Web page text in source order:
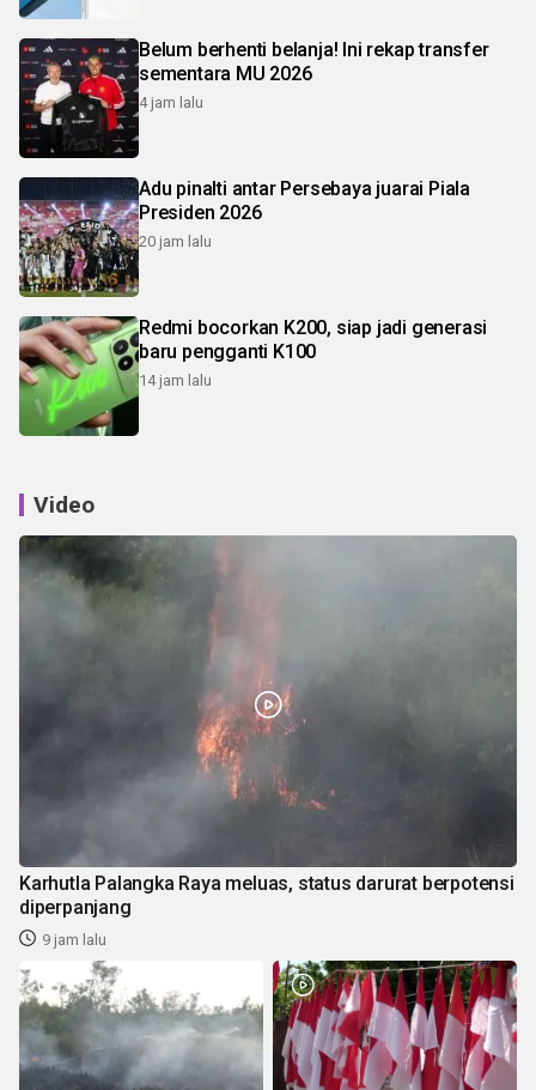
Belum berhenti belanja! Ini rekap transfer
sementara MU 2026
4 jam lalu
Adu pinalti antar Persebaya juarai Piala
Presiden 2026
20 jam lalu
Redmi bocorkan K200, siap jadi generasi
baru pengganti K100
14 jam lalu
Video
Karhutla Palangka Raya meluas, status darurat berpotensi
diperpanjang
9 jam lalu